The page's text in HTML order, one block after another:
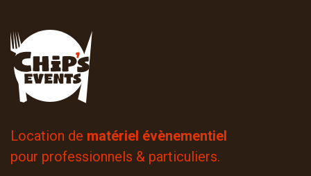
Location de matériel évènementiel
pour professionnels & particuliers.